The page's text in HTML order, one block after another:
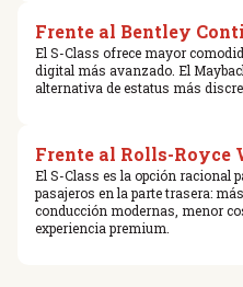
Frente al Bentley
El S-Class ofrece mayor
digital más avanzado. El
alternativa de estatus más
Frente al Rolls-Royce
El S-Class es la opción racional
pasajeros en la parte trasera:
conducción modernas, menor
experiencia premium.